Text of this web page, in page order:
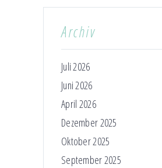
Archiv
Juli 2026
Juni 2026
April 2026
Dezember 2025
Oktober 2025
September 2025